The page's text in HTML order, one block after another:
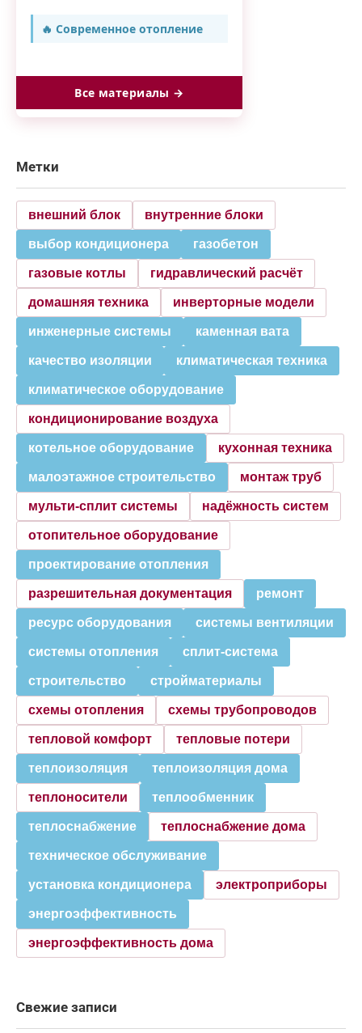
🔥 Современное отопление
Все материалы →
Метки
внешний блок внутренние блоки
выбор кондиционера газобетон
газовые котлы гидравлический расчёт
домашняя техника инверторные модели
инженерные системы каменная вата
качество изоляции климатическая техника
климатическое оборудование
кондиционирование воздуха
котельное оборудование кухонная техника
малоэтажное строительство монтаж труб
мульти-сплит системы надёжность систем
отопительное оборудование
проектирование отопления
разрешительная документация ремонт
ресурс оборудования системы вентиляции
системы отопления сплит-система
строительство стройматериалы
схемы отопления схемы трубопроводов
тепловой комфорт тепловые потери
теплоизоляция теплоизоляция дома
теплоносители теплообменник
теплоснабжение теплоснабжение дома
техническое обслуживание
установка кондиционера электроприборы
энергоэффективность
энергоэффективность дома
Свежие записи